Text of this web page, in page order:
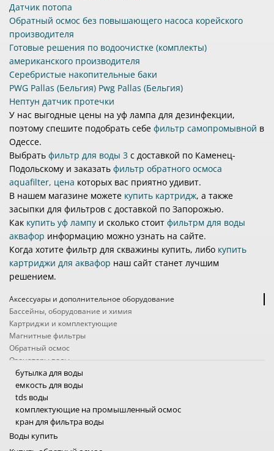
Датчик потопа
Обратный осмос без повышающего насоса корейского
производителя
Готовые решения по водоочистке (комплекты)
американского производителя
Серебристые накопительные баки
PWG Pallas (Бельгия) Pwg Pallas (Бельгия)
Нептун датчик протечки
У нас выгодные цены на уф лампа для дезинфекции,
поэтому спешите подобрать себе фильтр самопромывной в
Одессе.
Выбрать фильтр для воды 3 с доставкой по Каменец-
Подольскому и заказать фильтр обратного осмоса
aquafilter, цена которых вас приятно удивит.
В нашем магазине можете купить картридж, а также
засыпки для фильтров с доставкой по Запорожью.
Как купить уф лампу и сколько стоит фильтрм для воды
аквафор информацию можно узнать на сайте.
Когда хотите фильтр для скважины купить, либо купить
картриджи для аквафор наш сайт станет лучшим
решением.
Аксессуары и дополнительное оборудование
Бассейны, оборудование и химия
Картриджи и комплектующие
Магнитные фильтры
Обратный осмос
Озонаторы воды
Походные фильтры
Проточные фильтры
Системы защиты от протечек
Системы очистки воды промышленные
Ультрафиолетовые фильтры для воды
Умягчители, обезжелезиватели, угольные колонны
бутылка для воды
емкость для воды
tds воды
комплектующие на промышленный осмос
кран для фильтра воды
насосы для осмоса промышленного
насос для обратного осмоса
Воды купить